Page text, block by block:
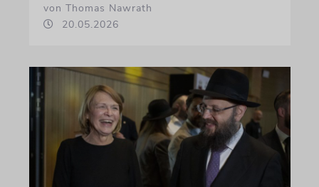
von Thomas Nawrath
20.05.2026